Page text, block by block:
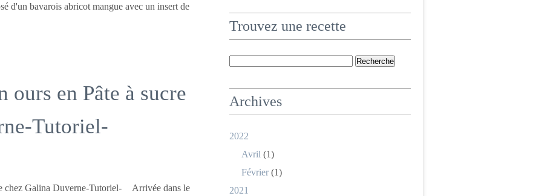
d'un bavarois abricot mangue avec un insert de
ours en Pâte à sucre
Tutoriel-
Arrivée dans le
Trouvez une recette
Archives
2022
Avril (1)
Février (1)
2021